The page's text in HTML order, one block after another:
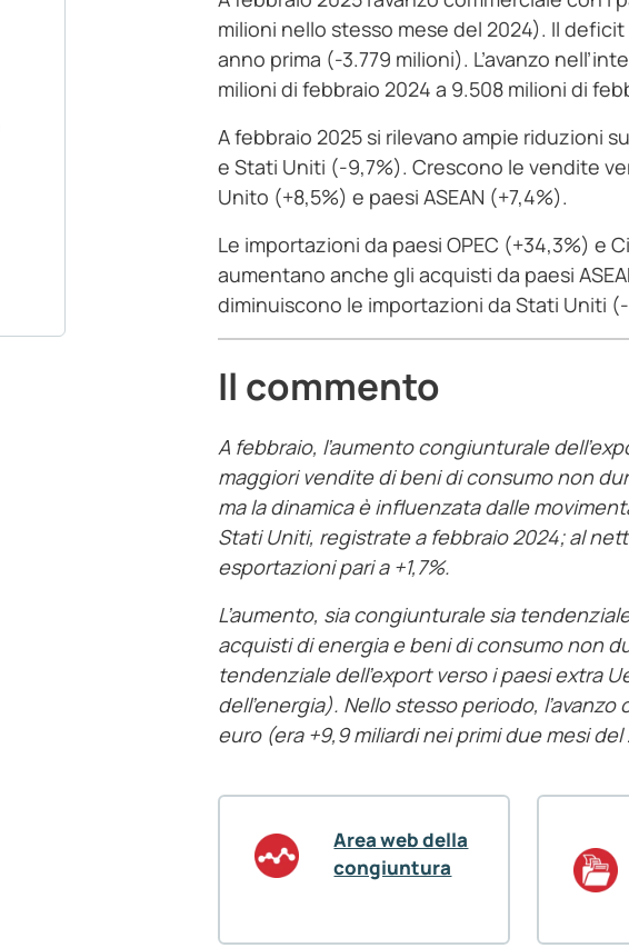
milioni nello stesso mese del 2024). Il
anno prima (-3.779 milioni). L’avanzo
milioni di febbraio 2024 a 9.508 milioni di
A febbraio 2025 si rilevano ampie riduzioni
e Stati Uniti (-9,7%). Crescono le vendite
Unito (+8,5%) e paesi ASEAN (+7,4%).
Le importazioni da paesi OPEC (+34,3%) e
aumentano anche gli acquisti da paesi
diminuiscono le importazioni da Stati Uniti
Il commento
A febbraio, l’aumento congiunturale
maggiori vendite di beni di consumo non
ma la dinamica è influenzata dalle
Stati Uniti, registrate a febbraio 2024; al
esportazioni pari a +1,7%.
L’aumento, sia congiunturale sia
acquisti di energia e beni di consumo non
tendenziale dell’export verso i paesi extra
dell’energia). Nello stesso periodo,
euro (era +9,9 miliardi nei primi due mesi del
Area web della
congiuntura